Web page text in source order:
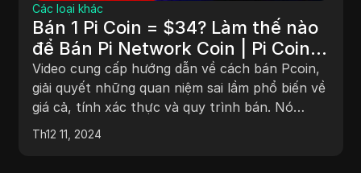
Các loại khác
Bán 1 Pi Coin = $34? Làm thế nào
để Bán Pi Network Coin | Pi Coin
Bán Bước Rút Mới [Quá Trình Dễ
Dàng]
Video cung cấp hướng dẫn về cách bán Pcoin,
giải quyết những quan niệm sai lầm phổ biến về
giá cả, tính xác thực và quy trình bán. Nó
khuyên bạn nên tìm kiếm người mua đáng tin
cậy hoặc chờ đợi khi giao dịch được niêm yết.
Th12 11, 2024